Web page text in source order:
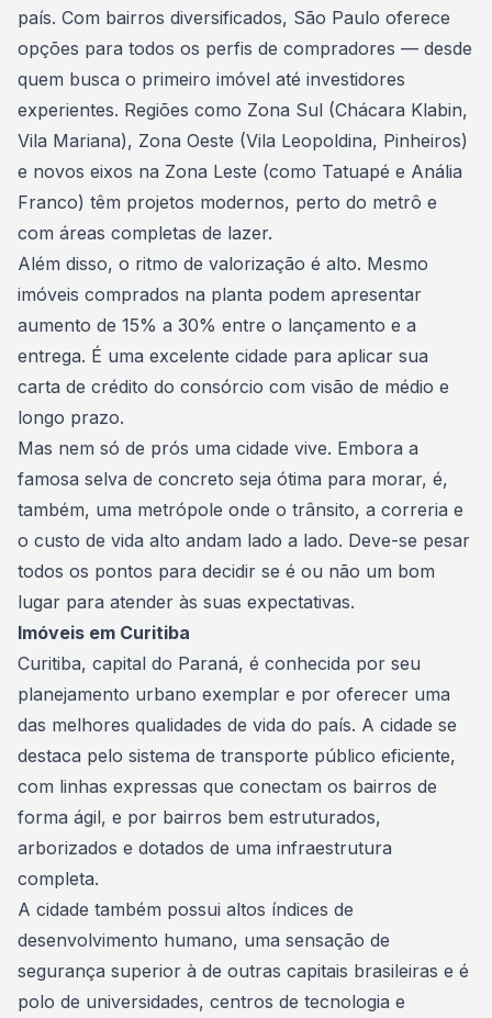
país. Com bairros diversificados, São Paulo oferece
opções para todos os perfis de compradores — desde
quem busca o primeiro imóvel até investidores
experientes. Regiões como Zona Sul (Chácara Klabin,
Vila Mariana), Zona Oeste (Vila Leopoldina, Pinheiros)
e novos eixos na Zona Leste (como Tatuapé e Anália
Franco) têm projetos modernos, perto do metrô e
com áreas completas de lazer.
Além disso, o ritmo de valorização é alto. Mesmo
imóveis comprados na planta podem apresentar
aumento de 15% a 30% entre o lançamento e a
entrega. É uma excelente cidade para aplicar sua
carta de crédito do consórcio com visão de médio e
longo prazo.
Mas nem só de prós uma cidade vive. Embora a
famosa selva de concreto seja ótima para morar, é,
também, uma metrópole onde o trânsito, a correria e
o custo de vida alto andam lado a lado. Deve-se pesar
todos os pontos para decidir se é ou não um bom
lugar para atender às suas expectativas.
Imóveis em Curitiba
Curitiba, capital do Paraná, é conhecida por seu
planejamento urbano exemplar e por oferecer uma
das melhores qualidades de vida do país. A cidade se
destaca pelo sistema de transporte público eficiente,
com linhas expressas que conectam os bairros de
forma ágil, e por bairros bem estruturados,
arborizados e dotados de uma infraestrutura
completa.
A cidade também possui altos índices de
desenvolvimento humano, uma sensação de
segurança superior à de outras capitais brasileiras e é
polo de universidades, centros de tecnologia e